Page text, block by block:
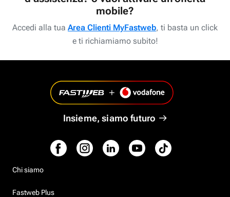
mobile?
Accedi alla tua Area Clienti MyFastweb, ti basta un click
e ti richiamiamo subito!
Insieme, siamo futuro
Chi siamo
Fastweb Plus